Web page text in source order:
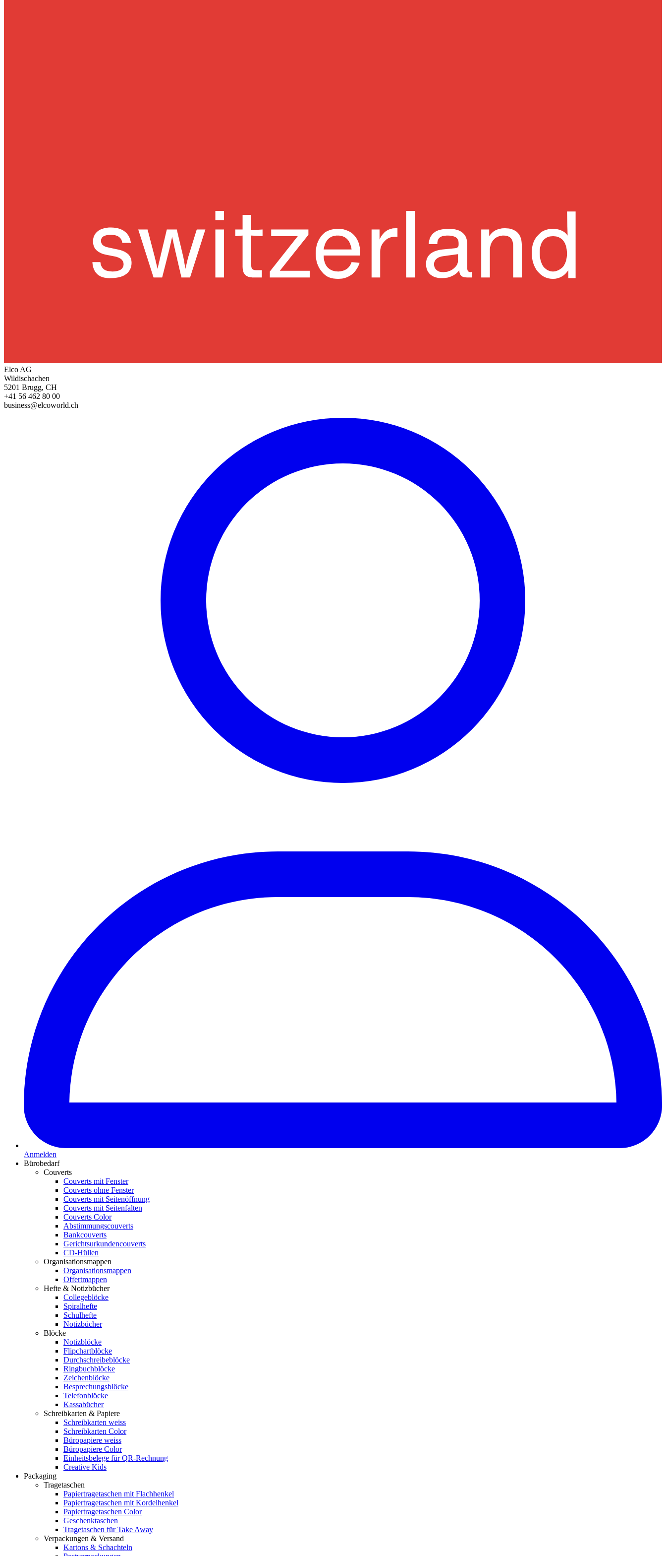
Elco AG
Wildischachen
5201 Brugg, CH
+41 56 462 80 00
business@elcoworld.ch
Anmelden
Bürobedarf
Couverts
Couverts mit Fenster
Couverts ohne Fenster
Couverts mit Seitenöffnung
Couverts mit Seitenfalten
Couverts Color
Abstimmungscouverts
Bankcouverts
Gerichtsurkundencouverts
CD-Hüllen
Organisationsmappen
Organisationsmappen
Offertmappen
Hefte & Notizbücher
Collegeblöcke
Spiralhefte
Schulhefte
Notizbücher
Blöcke
Notizblöcke
Flipchartblöcke
Durchschreibeblöcke
Ringbuchblöcke
Zeichenblöcke
Besprechungsblöcke
Telefonblöcke
Kassabücher
Schreibkarten & Papiere
Schreibkarten weiss
Schreibkarten Color
Büropapiere weiss
Büropapiere Color
Einheitsbelege für QR-Rechnung
Creative Kids
Packaging
Tragetaschen
Papiertragetaschen mit Flachhenkel
Papiertragetaschen mit Kordelhenkel
Papiertragetaschen Color
Geschenktaschen
Tragetaschen für Take Away
Verpackungen & Versand
Kartons & Schachteln